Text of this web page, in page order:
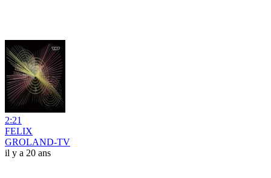
2:21
FELIX
GROLAND-TV
il y a 20 ans